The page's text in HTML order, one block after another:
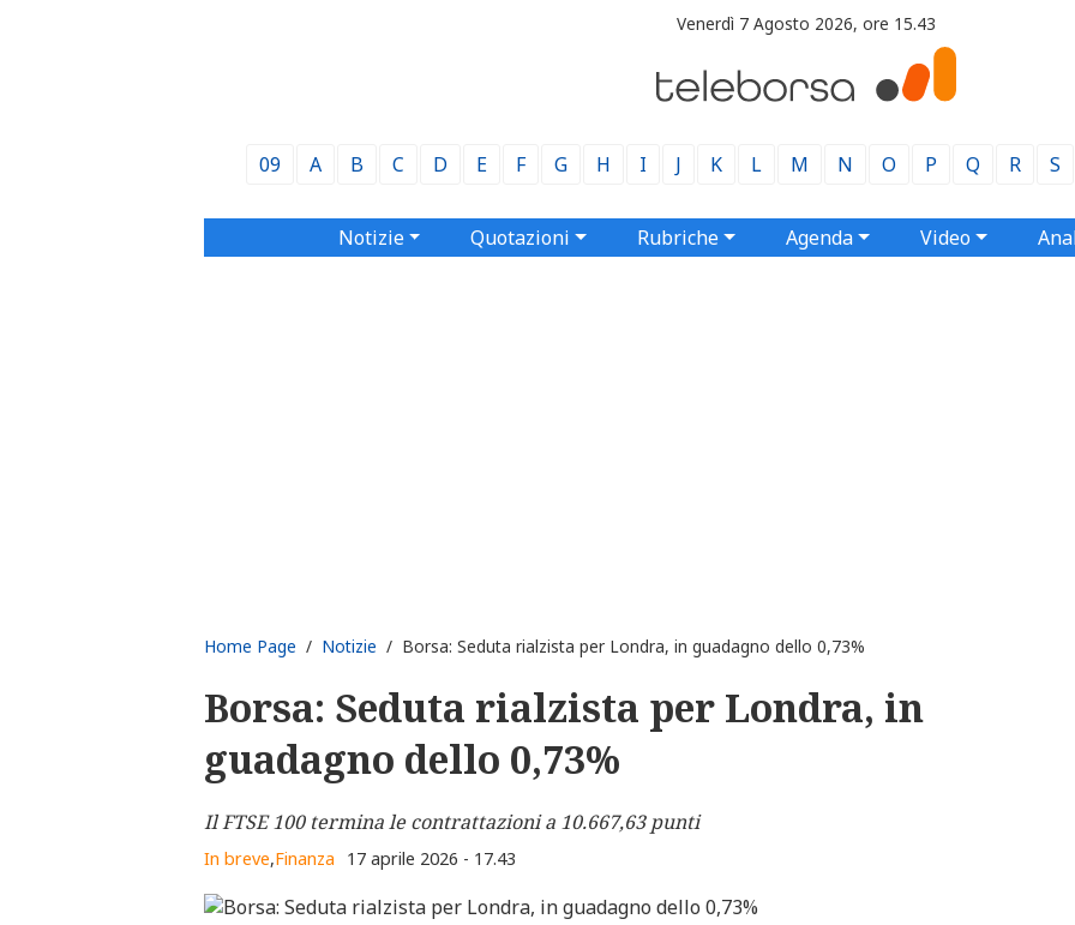
Venerdì 7 Agosto 2026, ore 15.43
09 A B C D E F G H I J K L M N O P Q R S
Notizie Quotazioni Rubriche Agenda Video
Home Page / Notizie / Borsa: Seduta rialzista per Londra, in guadagno dello 0,73%
Borsa: Seduta rialzista per Londra, in
guadagno dello 0,73%
Il FTSE 100 termina le contrattazioni a 10.667,63 punti
In breve,Finanza 17 aprile 2026 - 17.43